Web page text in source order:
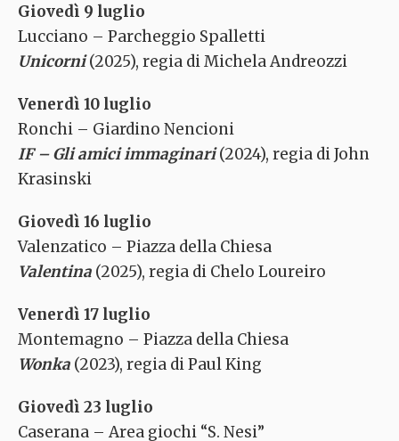
Giovedì 9 luglio
Lucciano – Parcheggio Spalletti
Unicorni (2025), regia di Michela Andreozzi
Venerdì 10 luglio
Ronchi – Giardino Nencioni
IF – Gli amici immaginari(2024), regia di John
Krasinski
Giovedì 16 luglio
Valenzatico – Piazza della Chiesa
Valentina (2025), regia di Chelo Loureiro
Venerdì 17 luglio
Montemagno – Piazza della Chiesa
Wonka (2023), regia di Paul King
Giovedì 23 luglio
Caserana – Area giochi “S. Nesi”